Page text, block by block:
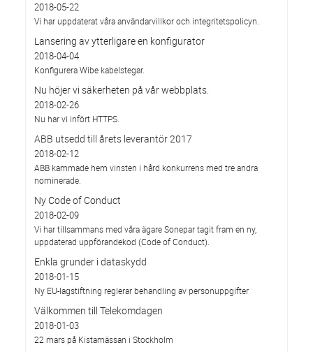
2018-05-22
Vi har uppdaterat våra användarvillkor och integritetspolicyn.
Lansering av ytterligare en konfigurator
2018-04-04
Konfigurera Wibe kabelstegar.
Nu höjer vi säkerheten på vår webbplats.
2018-02-26
Nu har vi infört HTTPS.
ABB utsedd till årets leverantör 2017
2018-02-12
ABB kammade hem vinsten i hård konkurrens med tre andra
nominerade.
Ny Code of Conduct
2018-02-09
Vi har tillsammans med våra ägare Sonepar tagit fram en ny,
uppdaterad uppförandekod (Code of Conduct).
Enkla grunder i dataskydd
2018-01-15
Ny EU-lagstiftning reglerar behandling av personuppgifter
Välkommen till Telekomdagen
2018-01-03
22 mars på Kistamässan i Stockholm